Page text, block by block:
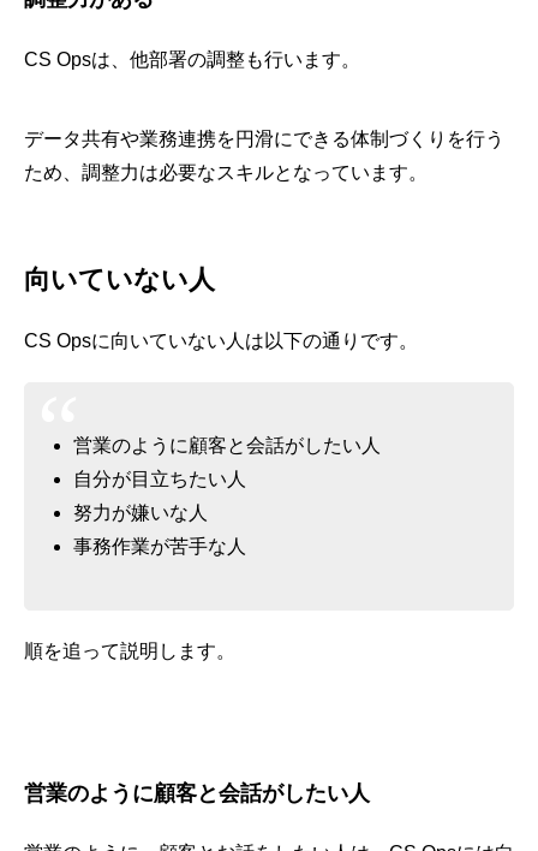
CS Opsは、他部署の調整も行います。
データ共有や業務連携を円滑にできる体制づくりを行う
ため、調整力は必要なスキルとなっています。
向いていない人
CS Opsに向いていない人は以下の通りです。
営業のように顧客と会話がしたい人
自分が目立ちたい人
努力が嫌いな人
事務作業が苦手な人
順を追って説明します。
営業のように顧客と会話がしたい人